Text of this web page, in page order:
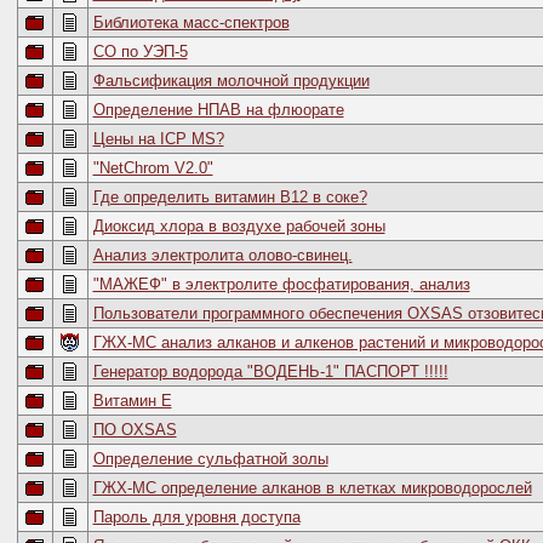
Библиотека масс-спектров
СО по УЭП-5
Фальсификация молочной продукции
Определение НПАВ на флюорате
Цены на ICP MS?
"NetChrom V2.0"
Где определить витамин В12 в соке?
Диоксид хлора в воздухе рабочей зоны
Анализ электролита олово-свинец.
"МАЖЕФ" в электролите фосфатирования, анализ
Пользователи программного обеспечения OXSAS
ГЖХ-МС анализ алканов и алкенов растений и
Генератор водорода "ВОДЕНЬ-1" ПАСПОРТ !!!!!
Витамин Е
ПО OXSAS
Определение сульфатной золы
ГЖХ-МС определение алканов в клетках микроводорослей
Пароль для уровня доступа